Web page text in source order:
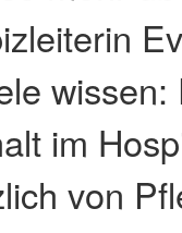
im
von